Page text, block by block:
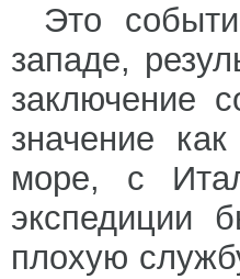
Это
западе,
заключение
значение
море, с
экспедиции
плохую